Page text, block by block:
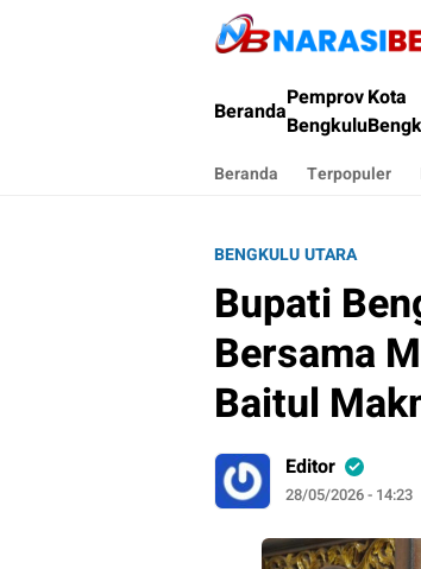
Narasi Berita
BerandaPemprov
Bengkulu
Kota
Beranda Terpopuler
BENGKULU UTARA
Bupati
Bersama
Baitul
Editor
28/05/2026 - 14:23